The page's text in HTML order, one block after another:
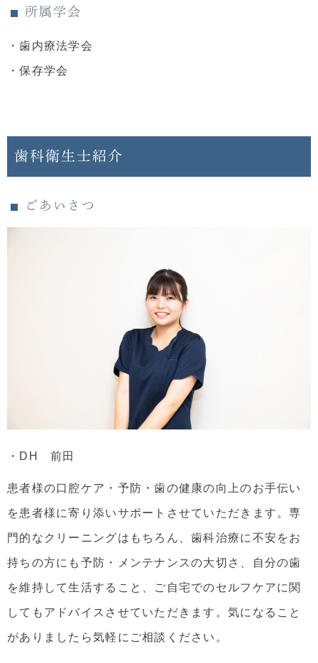
所属学会
・歯内療法学会
・保存学会
歯科衛生士紹介
ごあいさつ
・DH 前田
患者様の口腔ケア・予防・歯の健康の向上のお手伝い
を患者様に寄り添いサポートさせていただきます。専
門的なクリーニングはもちろん、歯科治療に不安をお
持ちの方にも予防・メンテナンスの大切さ、自分の歯
を維持して生活すること、ご自宅でのセルフケアに関
してもアドバイスさせていただきます。気になること
がありましたら気軽にご相談ください。